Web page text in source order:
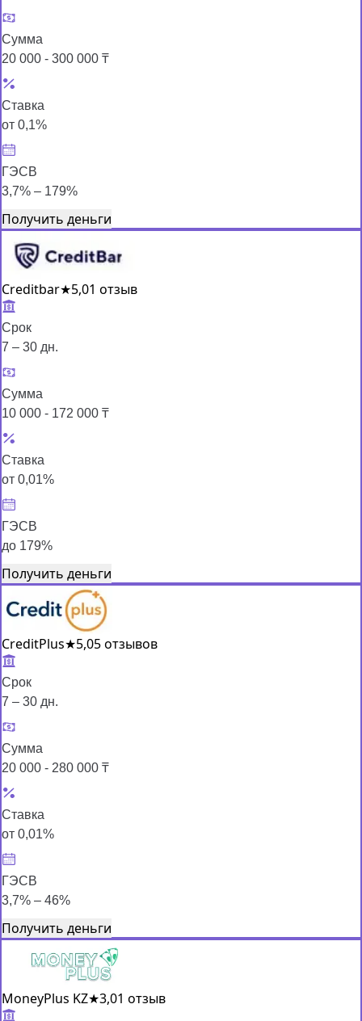
Сумма
20 000 - 300 000 ₸
Ставка
от 0,1%
ГЭСВ
3,7% – 179%
Получить деньги
Creditbar★5,01 отзыв
Срок
7 – 30 дн.
Сумма
10 000 - 172 000 ₸
Ставка
от 0,01%
ГЭСВ
до 179%
Получить деньги
CreditPlus★5,05 отзывов
Срок
7 – 30 дн.
Сумма
20 000 - 280 000 ₸
Ставка
от 0,01%
ГЭСВ
3,7% – 46%
Получить деньги
MoneyPlus KZ★3,01 отзыв